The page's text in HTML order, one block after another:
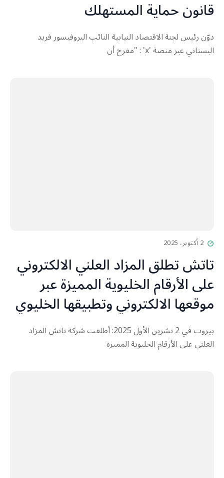
قانون حماية المستهلك
دوّن رئيس لجنة الاقتصاد النيابية النائب البروفيسور فريد
البستاني عبر منصة 'x' : "مفرح أن
2 أكتوبر، 2025
تاتش تطلق المزاد العلني الالكتروني
على الأرقام الخليوية المميزة عبر
موقعها الالكتروني وتطبيقها الخليوي
بيروت في 2 تشرين الأول 2025: أطلقت شركة تاتش المزاد
العلني على الأرقام الخليوية المميزة